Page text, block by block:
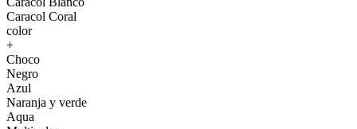
Caracol Coral
color
+
Choco
Negro
Azul
Naranja y verde
Aqua